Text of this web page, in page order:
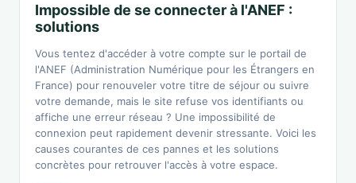
Impossible de se connecter à l'ANEF :
solutions
Vous tentez d'accéder à votre compte sur le portail de
l'ANEF (Administration Numérique pour les Étrangers en
France) pour renouveler votre titre de séjour ou suivre
votre demande, mais le site refuse vos identifiants ou
affiche une erreur réseau ? Une impossibilité de
connexion peut rapidement devenir stressante. Voici les
causes courantes de ces pannes et les solutions
concrètes pour retrouver l'accès à votre espace.